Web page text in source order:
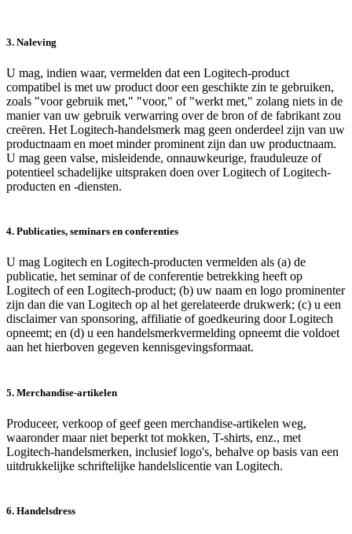
3. Naleving
U mag, indien waar, vermelden dat een Logitech-product
compatibel is met uw product door een geschikte zin te gebruiken,
zoals "voor gebruik met," "voor," of "werkt met," zolang niets in de
manier van uw gebruik verwarring over de bron of de fabrikant zou
creëren. Het Logitech-handelsmerk mag geen onderdeel zijn van uw
productnaam en moet minder prominent zijn dan uw productnaam.
U mag geen valse, misleidende, onnauwkeurige, frauduleuze of
potentieel schadelijke uitspraken doen over Logitech of Logitech-
producten en -diensten.
4. Publicaties, seminars en conferenties
U mag Logitech en Logitech-producten vermelden als (a) de
publicatie, het seminar of de conferentie betrekking heeft op
Logitech of een Logitech-product; (b) uw naam en logo prominenter
zijn dan die van Logitech op al het gerelateerde drukwerk; (c) u een
disclaimer van sponsoring, affiliatie of goedkeuring door Logitech
opneemt; en (d) u een handelsmerkvermelding opneemt die voldoet
aan het hierboven gegeven kennisgevingsformaat.
5. Merchandise-artikelen
Produceer, verkoop of geef geen merchandise-artikelen weg,
waaronder maar niet beperkt tot mokken, T-shirts, enz., met
Logitech-handelsmerken, inclusief logo's, behalve op basis van een
uitdrukkelijke schriftelijke handelslicentie van Logitech.
6. Handelsdress